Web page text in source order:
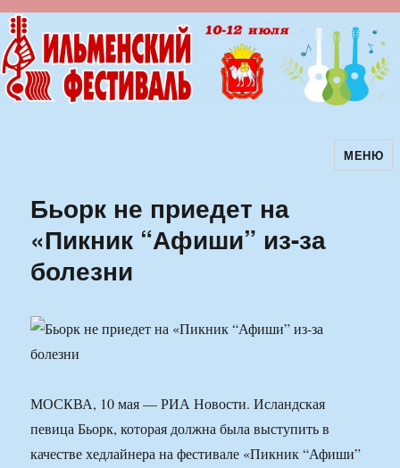
Ильменский фестиваль авторскойМЕНЮ
Бьорк не приедет на
«Пикник “Афиши” из-за
болезни
МОСКВА, 10 мая — РИА Новости. Исландская
певица Бьорк, которая должна была выступить в
качестве хедлайнера на фестивале «Пикник “Афиши”